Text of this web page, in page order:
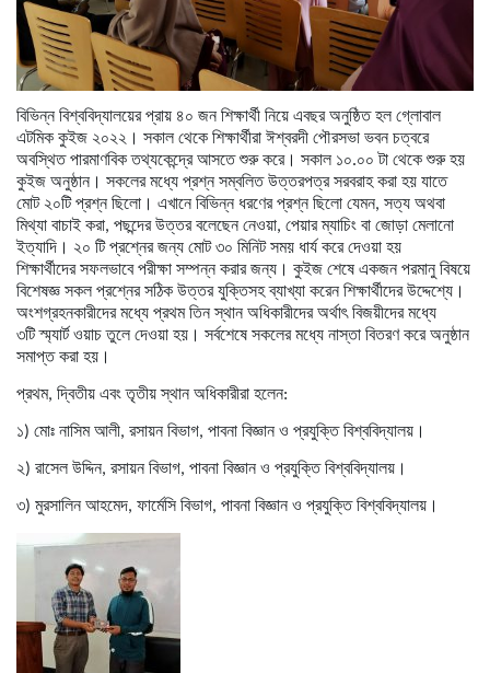
বিভিন্ন বিশ্ববিদ্যালয়ের প্রায় ৪০ জন শিক্ষার্থী নিয়ে এবছর অনুষ্ঠিত হল গ্লোবাল
এটমিক কুইজ ২০২২। সকাল থেকে শিক্ষার্থীরা ঈশ্বরদী পৌরসভা ভবন চত্বরে
অবস্থিত পারমাণবিক তথ্যকেন্দ্রে আসতে শুরু করে। সকাল ১০.০০ টা থেকে শুরু হয়
কুইজ অনুষ্ঠান। সকলের মধ্যে প্রশ্ন সম্বলিত উত্তরপত্র সরবরাহ করা হয় যাতে
মোট ২০টিপ্রশ্ন ছিলো। এখানে বিভিন্ন ধরণের প্রশ্ন ছিলো যেমন, সত্য অথবা
মিথ্যা বাচাই করা, পছন্দের উত্তর বলেছেন নেওয়া, পেয়ার ম্যাচিং বা জোড়া মেলানো
ইত্যাদি। ২০ টি প্রশ্নের জন্য মোট ৩০ মিনিট সময় ধার্য করে দেওয়া হয়
শিক্ষার্থীদেরসফলভাবে পরীক্ষা সম্পন্ন করার জন্য। কুইজ শেষে একজন পরমানু বিষয়ে
বিশেষজ্ঞ সকল প্রশ্নের সঠিক উত্তর যুক্তিসহ ব্যাখ্যা করেন শিক্ষার্থীদের উদ্দেশ্যে।
অংশগ্রহনকারীদের মধ্যে প্রথম তিন স্থান অধিকারীদের অর্থাৎ বিজয়ীদের মধ্যে
৩টিস্ম্যার্ট ওয়াচ তুলে দেওয়া হয়। সর্বশেষে সকলের মধ্যে নাস্তা বিতরণ করে অনুষ্ঠান
সমাপ্ত করা হয়।
প্রথম, দ্বিতীয় এবং তৃতীয় স্থান অধিকারীরা হলেন:
১) মোঃ নাসিম আলী, রসায়ন বিভাগ, পাবনা বিজ্ঞান ও প্রযুক্তি বিশ্ববিদ্যালয়।
২) রাসেল উদ্দিন, রসায়ন বিভাগ, পাবনা বিজ্ঞান ও প্রযুক্তি বিশ্ববিদ্যালয়।
৩) মুরসালিন আহমেদ, ফার্মেসি বিভাগ, পাবনা বিজ্ঞান ও প্রযুক্তি বিশ্ববিদ্যালয়।